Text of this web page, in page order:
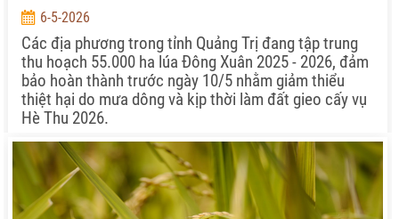
6-5-2026
Các địa phương trong tỉnh Quảng Trị đang tập trung
thu hoạch 55.000 ha lúa Đông Xuân 2025 - 2026, đảm
bảo hoàn thành trước ngày 10/5 nhằm giảm thiểu
thiệt hại do mưa dông và kịp thời làm đất gieo cấy vụ
Hè Thu 2026.